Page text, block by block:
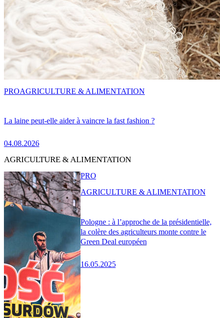
La laine peut-elle aider à vaincre la fast fashion ?
04.08.2026
PROAGRICULTURE & ALIMENTATION
AGRICULTURE & ALIMENTATION
Pologne : à l’approche de la présidentielle,
la colère des agriculteurs monte contre le
Green Deal européen
16.05.2025
PRO
AGRICULTURE & ALIMENTATION